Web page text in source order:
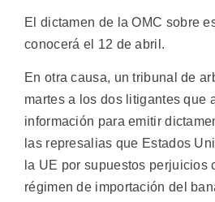
El dictamen de la OMC sobre
conocerá el 12 de abril.
En otra causa, un tribunal de
martes a los dos litigantes que
información para emitir
las represalias que Estados
la UE por supuestos perjuicios
régimen de importación del